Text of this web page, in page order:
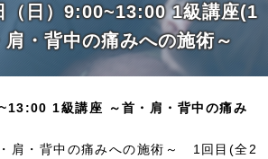
（日）9:00~13:00 1級講座(1
・背中の痛みへの施術～
1級講座 ～首・肩・背中の痛み
肩・背中の痛みへの施術～ 1回目(全2